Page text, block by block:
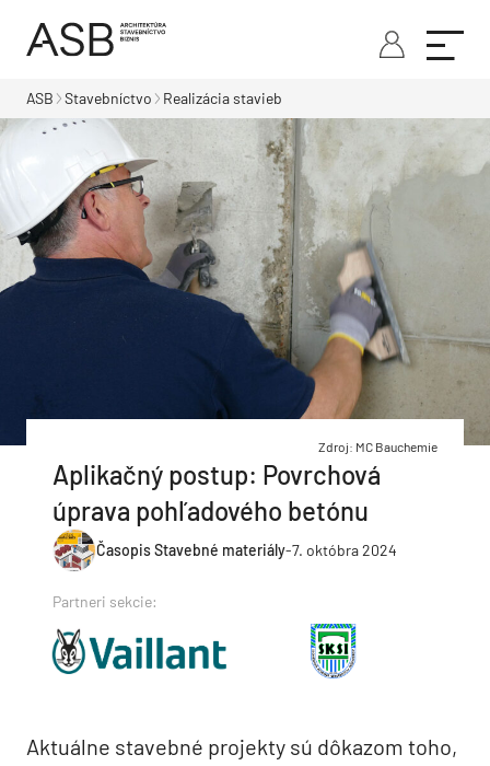
ASB Stavebníctvo Realizácia stavieb
Zdroj: MC Bauchemie
Aplikačný postup: Povrchová
úprava pohľadového betónu
Časopis Stavebné materiály-7. októbra 2024
Partneri sekcie:
Aktuálne stavebné projekty sú dôkazom toho,